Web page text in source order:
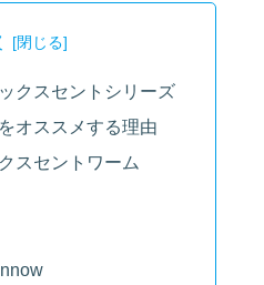
クスセントシリーズ
オススメする理由
スセントワーム